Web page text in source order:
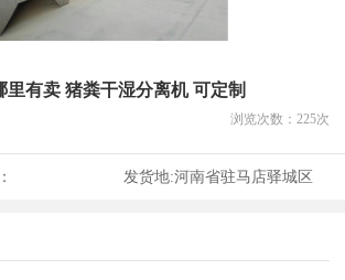
里有卖 猪粪干湿分离机 可定制
浏览次数： 225次
发货地:河南省驻马店驿城区